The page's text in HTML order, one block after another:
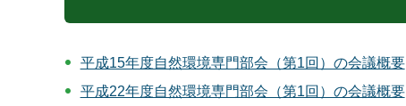
平成15年度自然環境専門部会（第1回）の会議概要
平成22年度自然環境専門部会（第1回）の会議概要